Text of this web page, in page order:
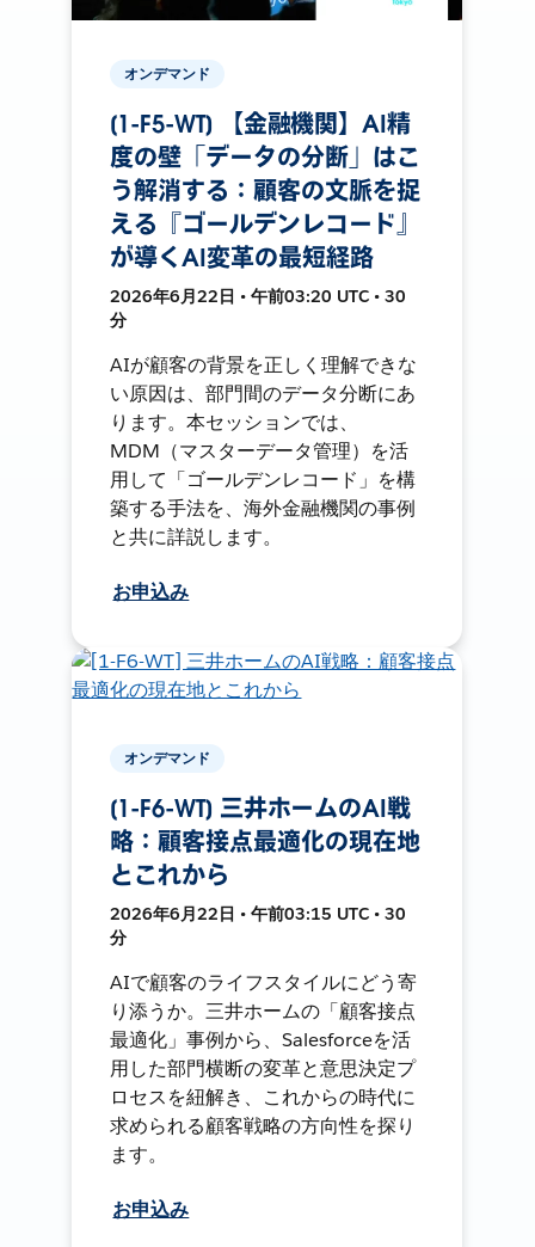
オンデマンド
[1-F5-WT] 【金融機関】AI精
度の壁「データの分断」はこ
う解消する：顧客の文脈を捉
える『ゴールデンレコード』
が導くAI変革の最短経路
2026年6月22日 • 午前03:20 UTC • 30
分
AIが顧客の背景を正しく理解できな
い原因は、部門間のデータ分断にあ
ります。本セッションでは、
MDM（マスターデータ管理）を活
用して「ゴールデンレコード」を構
築する手法を、海外金融機関の事例
と共に詳説します。
お申込み
オンデマンド
[1-F6-WT] 三井ホームのAI戦
略：顧客接点最適化の現在地
とこれから
2026年6月22日 • 午前03:15 UTC • 30
分
AIで顧客のライフスタイルにどう寄
り添うか。三井ホームの「顧客接点
最適化」事例から、Salesforceを活
用した部門横断の変革と意思決定プ
ロセスを紐解き、これからの時代に
求められる顧客戦略の方向性を探り
ます。
お申込み